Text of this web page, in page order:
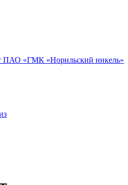
ПАО «ГМК «Норильский никель»